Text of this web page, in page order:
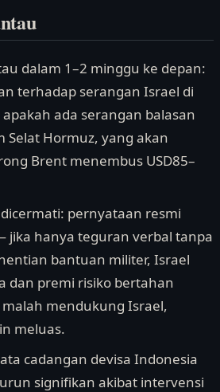
dalam 1–2 minggu ke depan:
terhadap serangan Israel di
ada serangan balasan
Selat Hormuz, yang akan
Brent menembus USD85–
pernyataan resmi
jika hanya teguran verbal tanpa
bantuan militer, Israel
dan premi risiko bertahan
malah mendukung Israel,
meluas.
cadangan devisa Indonesia
signifikan akibat intervensi